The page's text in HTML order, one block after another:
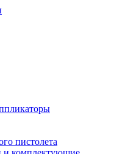
пистолета